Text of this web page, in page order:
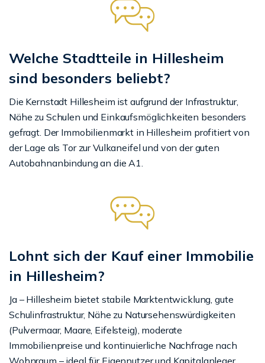
Welche Stadtteile in Hillesheim
sind besonders beliebt?
Die Kernstadt Hillesheim ist aufgrund der Infrastruktur,
Nähe zu Schulen und Einkaufsmöglichkeiten besonders
gefragt. Der Immobilienmarkt in Hillesheim profitiert von
der Lage als Tor zur Vulkaneifel und von der guten
Autobahnanbindung an die A1.
Lohnt sich der Kauf einer Immobilie
in Hillesheim?
Ja – Hillesheim bietet stabile Marktentwicklung, gute
Schulinfrastruktur, Nähe zu Natursehenswürdigkeiten
(Pulvermaar, Maare, Eifelsteig), moderate
Immobilienpreise und kontinuierliche Nachfrage nach
Wohnraum – ideal für Eigennutzer und Kapitalanleger.